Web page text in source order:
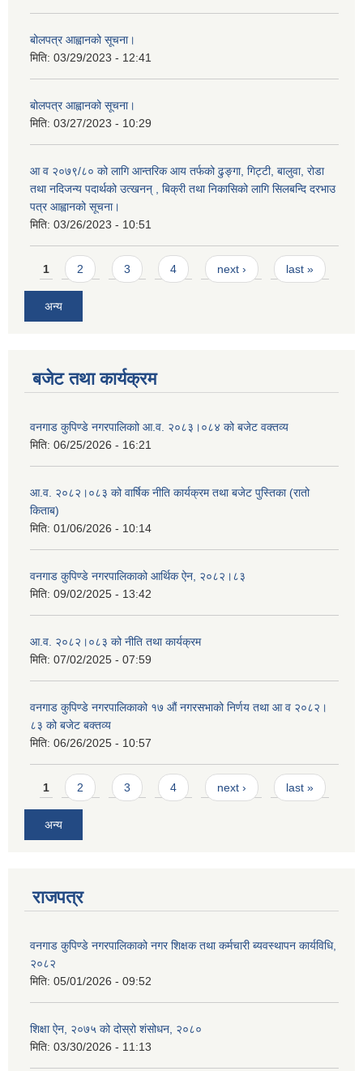
बोलपत्र आह्वानको सूचना।
मिति: 03/29/2023 - 12:41
बोलपत्र आह्वानको सूचना।
मिति: 03/27/2023 - 10:29
आ व २०७९/८० को लागि आन्तरिक आय तर्फको ढुङ्गा, गिट्टी, बालुवा, रोडा
तथा नदिजन्य पदार्थको उत्खनन् , बिक्री तथा निकासिको लागि सिलबन्दि दरभाउ
पत्र आह्वानको सूचना।
मिति: 03/26/2023 - 10:51
Pages
1 2 3 4 next › last »
अन्य
बजेट तथा कार्यक्रम
वनगाड कुपिण्डे नगरपालिकाो आ.व. २०८३।०८४ को बजेट वक्तव्य
मिति: 06/25/2026 - 16:21
आ.व. २०८२।०८३ को वार्षिक नीति कार्यक्रम तथा बजेट पुस्तिका (रातो
किताब)
मिति: 01/06/2026 - 10:14
वनगाड कुपिण्डे नगरपालिकाको आर्थिक ऐन, २०८२।८३
मिति: 09/02/2025 - 13:42
आ.व. २०८२।०८३ को नीति तथा कार्यक्रम
मिति: 07/02/2025 - 07:59
वनगाड कुपिण्डे नगरपालिकाको १७ ‍औं नगरसभाको निर्णय तथा आ व २०८२।
८३ को बजेट बक्तव्य
मिति: 06/26/2025 - 10:57
Pages
1 2 3 4 next › last »
अन्य
राजपत्र
वनगाड कुपिण्डे नगरपालिकाको नगर शिक्षक तथा कर्मचारी ब्यवस्थापन कार्यविधि,
२०८२
मिति: 05/01/2026 - 09:52
शिक्षा ऐन, २०७५ को दोस्रो शंसोधन, २०८०
मिति: 03/30/2026 - 11:13